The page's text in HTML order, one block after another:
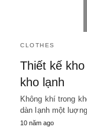
CLOTHES
Thiết kế
kho lạnh
Không khí trong
dàn lạnh một
10 năm ago